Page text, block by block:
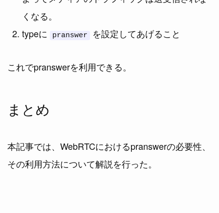
くなる。
typeに
pranswer を設定してあげること
これでpranswerを利用できる。
まとめ
本記事では、WebRTCにおけるpranswerの必要性、
その利用方法について解説を行った。